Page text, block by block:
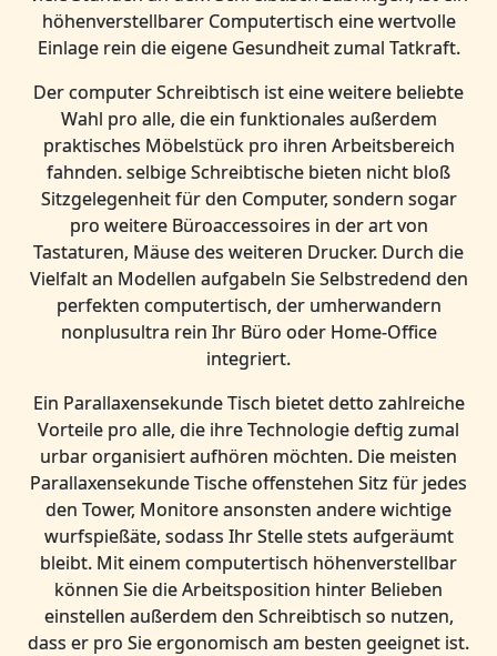
höhenverstellbarer Computertisch eine wertvolle
Einlage rein die eigene Gesundheit zumal Tatkraft.
Der computer Schreibtisch ist eine weitere beliebte
Wahl pro alle, die ein funktionales außerdem
praktisches Möbelstück pro ihren Arbeitsbereich
fahnden. selbige Schreibtische bieten nicht bloß
Sitzgelegenheit für den Computer, sondern sogar
pro weitere Büroaccessoires in der art von
Tastaturen, Mäuse des weiteren Drucker. Durch die
Vielfalt an Modellen aufgabeln Sie Selbstredend den
perfekten computertisch, der umherwandern
nonplusultra rein Ihr Büro oder Home-Office
integriert.
Ein Parallaxensekunde Tisch bietet detto zahlreiche
Vorteile pro alle, die ihre Technologie deftig zumal
urbar organisiert aufhören möchten. Die meisten
Parallaxensekunde Tische offenstehen Sitz für jedes
den Tower, Monitore ansonsten andere wichtige
wurfspießäte, sodass Ihr Stelle stets aufgeräumt
bleibt. Mit einem computertisch höhenverstellbar
können Sie die Arbeitsposition hinter Belieben
einstellen außerdem den Schreibtisch so nutzen,
dass er pro Sie ergonomisch am besten geeignet ist.